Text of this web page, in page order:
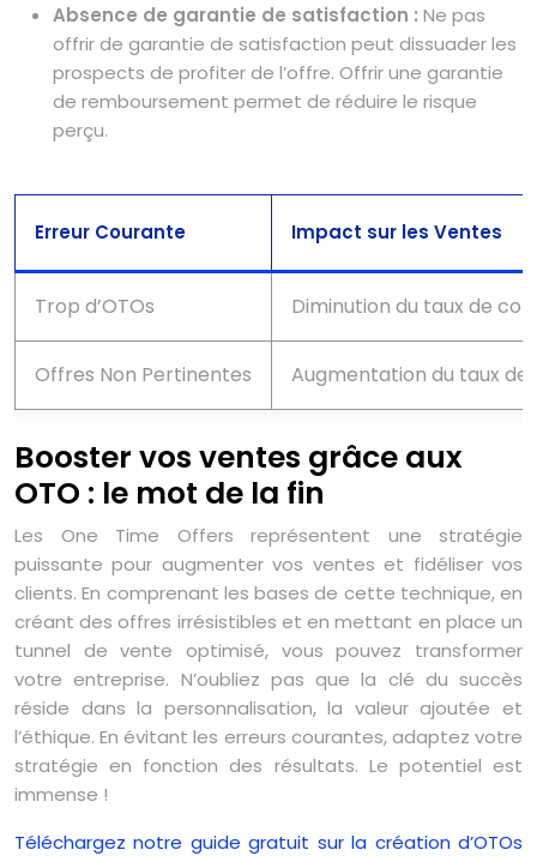
Absence de garantie de satisfaction : Ne pas
offrir de garantie de satisfaction peut dissuader les
prospects de profiter de l’offre. Offrir une garantie
de remboursement permet de réduire le risque
perçu.
Erreur Courante Impact sur les Ventes
Trop d’OTOs Diminution du taux de
Offres Non Pertinentes Augmentation du taux de
Booster vos ventes grâce aux
OTO : le mot de la fin
Les One Time Offers représentent une stratégie
puissante pour augmenter vos ventes et fidéliser vos
clients. En comprenant les bases de cette technique, en
créant des offres irrésistibles et en mettant en place un
tunnel de vente optimisé, vous pouvez transformer
votre entreprise. N’oubliez pas que la clé du succès
réside dans la personnalisation, la valeur ajoutée et
l’éthique. En évitant les erreurs courantes, adaptez votre
stratégie en fonction des résultats. Le potentiel est
immense !
Téléchargez notre guide gratuit sur la création d’OTOs